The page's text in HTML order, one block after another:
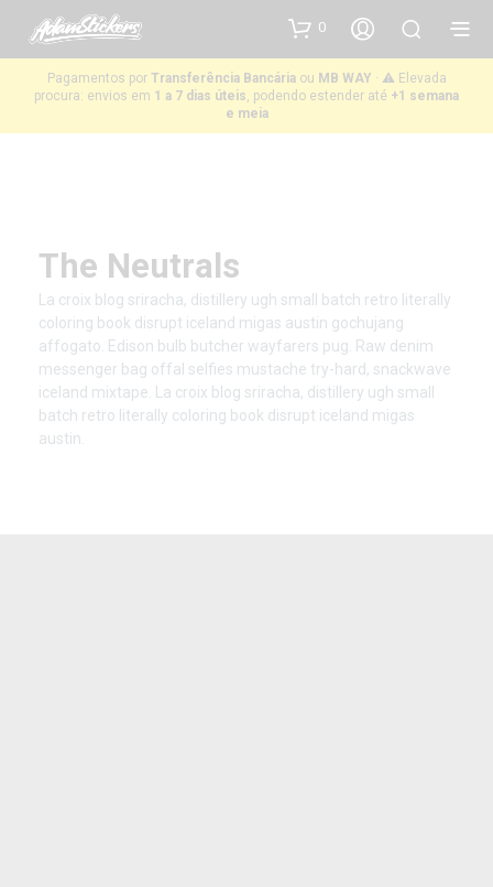
Pagamentos por Transferência Bancáriaou MB WAY · ⚠️ Elevada
procura: envios em 1 a 7 dias úteis, podendo estender até +1 semana
e meia
0
The Neutrals
La croix blog sriracha, distillery ugh small batch retro literally
coloring book disrupt iceland migas austin gochujang
affogato. Edison bulb butcher wayfarers pug. Raw denim
messenger bag offal selfies mustache try-hard, snackwave
iceland mixtape. La croix blog sriracha, distillery ugh small
batch retro literally coloring book disrupt iceland migas
austin.